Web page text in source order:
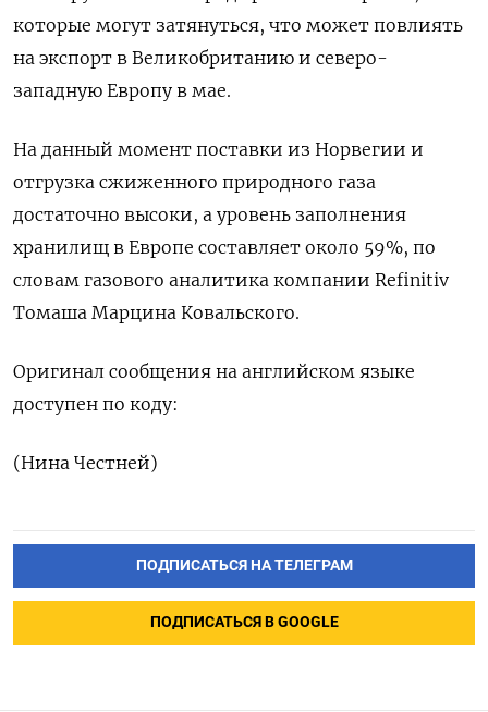
которые могут затянуться, что может повлиять
на экспорт в Великобританию и северо-
западную Европу в мае.
На данный момент поставки из Норвегии и
отгрузка сжиженного природного газа
достаточно высоки, а уровень заполнения
хранилищ в Европе составляет около 59%, по
словам газового аналитика компании Refinitiv
Томаша Марцина Ковальского.
Оригинал сообщения на английском языке
доступен по коду:
(Нина Честней)
ПОДПИСАТЬСЯ НА ТЕЛЕГРАМ
ПОДПИСАТЬСЯ В GOOGLE